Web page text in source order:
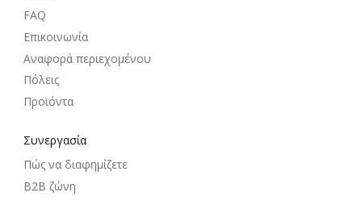
FAQ
Επικοινωνία
Αναφορά περιεχομένου
Πόλεις
Προϊόντα
Συνεργασία
Πώς να διαφημίζετε
B2B ζώνη